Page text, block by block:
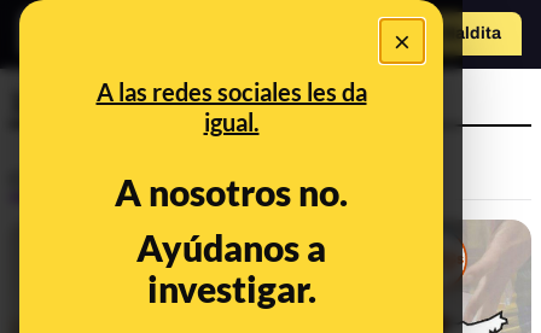
×
A las redes sociales les da
igual.
A nosotros no.
Ayúdanos a
investigar.
Hazte Maldita
12 de julio
Control del poder